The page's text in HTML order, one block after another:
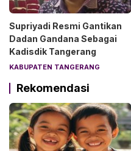
Supriyadi Resmi Gantikan
Dadan Gandana Sebagai
Kadisdik Tangerang
KABUPATEN TANGERANG
Rekomendasi